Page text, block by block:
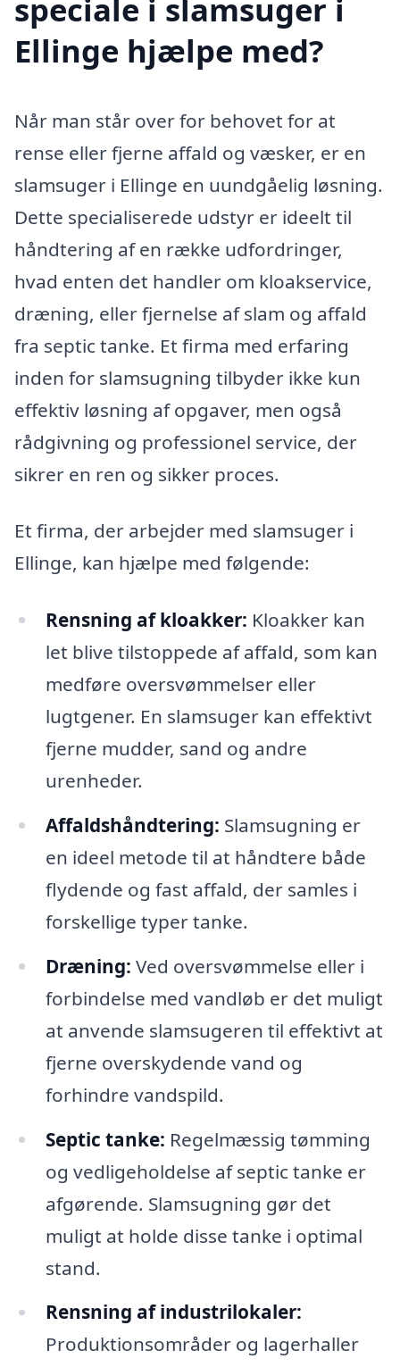
speciale i slamsuger i
Ellinge hjælpe med?
Når man står over for behovet for at
rense eller fjerne affald og væsker, er en
slamsuger i Ellinge en uundgåelig løsning.
Dette specialiserede udstyr er ideelt til
håndtering af en række udfordringer,
hvad enten det handler om kloakservice,
dræning, eller fjernelse af slam og affald
fra septic tanke. Et firma med erfaring
inden for slamsugning tilbyder ikke kun
effektiv løsning af opgaver, men også
rådgivning og professionel service, der
sikrer en ren og sikker proces.
Et firma, der arbejder med slamsuger i
Ellinge, kan hjælpe med følgende:
Rensning af kloakker: Kloakker kan
let blive tilstoppede af affald, som kan
medføre oversvømmelser eller
lugtgener. En slamsuger kan effektivt
fjerne mudder, sand og andre
urenheder.
Affaldshåndtering: Slamsugning er
en ideel metode til at håndtere både
flydende og fast affald, der samles i
forskellige typer tanke.
Dræning: Ved oversvømmelse eller i
forbindelse med vandløb er det muligt
at anvende slamsugeren til effektivt at
fjerne overskydende vand og
forhindre vandspild.
Septic tanke: Regelmæssig tømming
og vedligeholdelse af septic tanke er
afgørende. Slamsugning gør det
muligt at holde disse tanke i optimal
stand.
Rensning af industrilokaler:
Produktionsområder og lagerhaller